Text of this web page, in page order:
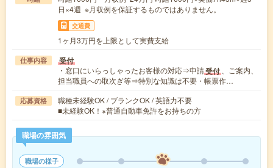
日×4週 ※月収例を保証するものではありません。
交通費
1ヶ月3万円を上限として実費支給
仕事内容 受付
・窓口にいらっしゃったお客様の対応⇒申請受付
、ご案内、
担当職員への取次ぎ等⇒特別な知識は不要・帳票作…
応募資格
職種未経験OK / ブランクOK / 英語力不要
■未経験OK！※普通自動車免許をお持ちの方
職場の雰囲気
職場の様子